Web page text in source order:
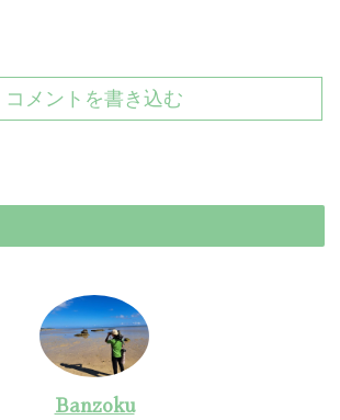
コメントを書き込む
Banzoku